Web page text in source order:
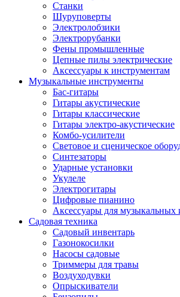
Станки
Шуруповерты
Электролобзики
Электрорубанки
Фены промышленные
Цепные пилы электрические
Аксессуары к инструментам
Музыкальные инструменты
Бас-гитары
Гитары акустические
Гитары классические
Гитары электро-акустические
Комбо-усилители
Световое и сценическое
Синтезаторы
Ударные установки
Укулеле
Электрогитары
Цифровые пианино
Аксессуары для музыкальных
Садовая техника
Садовый инвентарь
Газонокосилки
Насосы садовые
Триммеры для травы
Воздуходувки
Опрыскиватели